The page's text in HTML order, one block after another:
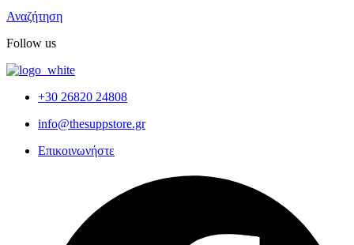
Αναζήτηση
Follow us
+30 26820 24808
info@thesuppstore.gr
Επικοινωνήστε